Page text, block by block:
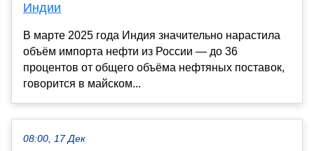
Индии
В марте 2025 года Индия значительно нарастила
объём импорта нефти из России — до 36
процентов от общего объёма нефтяных поставок,
говорится в майском...
08:00, 17 Дек